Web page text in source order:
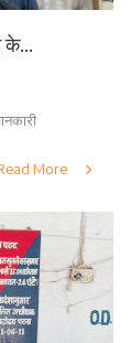
के...
More